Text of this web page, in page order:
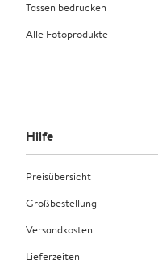
Tassen bedrucken
Alle Fotoprodukte
Hilfe
Preisübersicht
Großbestellung
Versandkosten
Lieferzeiten